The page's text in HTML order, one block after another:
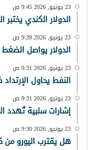
23 يونيو, 2026 9:45 ص
الدولار الكندي يختبر الدعم
23 يونيو, 2026 9:39 ص
الدولار يواصل الضغط على
23 يونيو, 2026 9:31 ص
النفط يحاول الإرتداد
23 يونيو, 2026 9:31 ص
إشارات سلبية تُهدد
23 يونيو, 2026 9:30 ص
هل يقترب اليورو من كسر